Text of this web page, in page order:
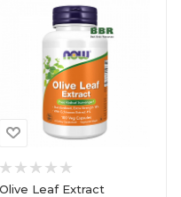
Olive Leaf Extract